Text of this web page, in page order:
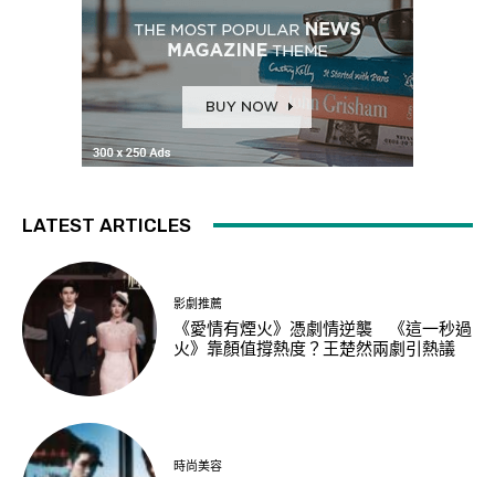
LATEST ARTICLES
影劇推薦
《愛情有煙火》憑劇情逆襲 《這一秒過
火》靠顏值撐熱度？王楚然兩劇引熱議
時尚美容